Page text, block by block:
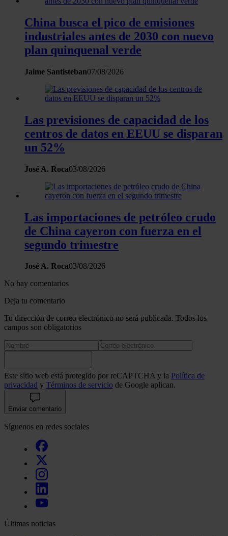
sección de datos. Puede cambiar o retirar su
de cookies.
Las cookies de este sitio web se usan para personalizar
sociales y analizar el tráfico. Además, compartimos
información sobre el uso que haga del sitio web con
nuestros partners de redes sociales, publicidad y análisis
que les haya proporcionado o que hayan recopilado a
partir del uso que haya hecho de sus servicios.
China busca el pico de emisiones
industriales antes de 2030 con nuevo
plan quinquenal verde
Jaime Santisteban07/08/2026
Las previsiones de capacidad de los
centros de datos en EEUU se disparan
un 52%
José A. Roca03/08/2026
Las importaciones de petróleo crudo
de China cayeron con fuerza en el
segundo trimestre
José A. Roca03/08/2026
No hay comentarios
Deja tu comentario
Tu dirección de correo electrónico no será publicada. Todos los
campos son obligatorios
Este sitio web está protegido por reCAPTCHA y la Política de
privacidad y Términos de servicio de Google aplican.
Enviar comentario
Síguenos en redes sociales
Últimas noticias